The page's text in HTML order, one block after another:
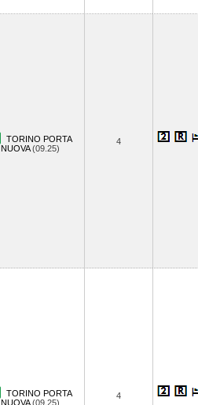
TORINO PORTA
NUOVA(09.25)
4
TORINO PORTA
NUOVA(09.25)
4